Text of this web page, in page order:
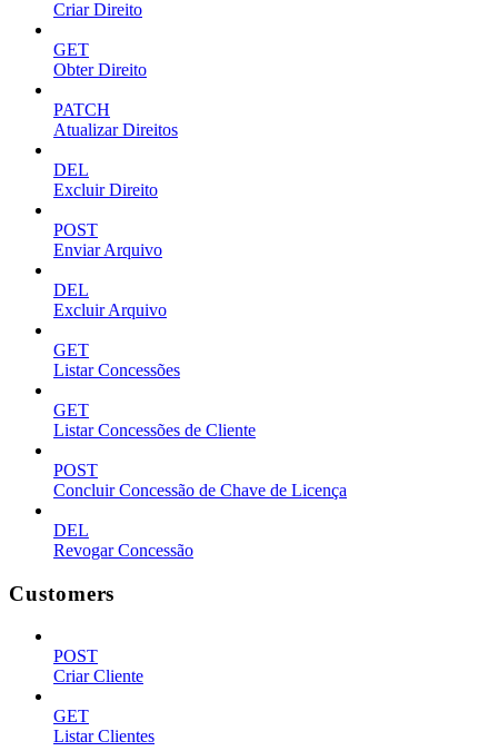
Criar Direito
GET
Obter Direito
PATCH
Atualizar Direitos
DEL
Excluir Direito
POST
Enviar Arquivo
DEL
Excluir Arquivo
GET
Listar Concessões
GET
Listar Concessões de Cliente
POST
Concluir Concessão de Chave de Licença
DEL
Revogar Concessão
Customers
POST
Criar Cliente
GET
Listar Clientes